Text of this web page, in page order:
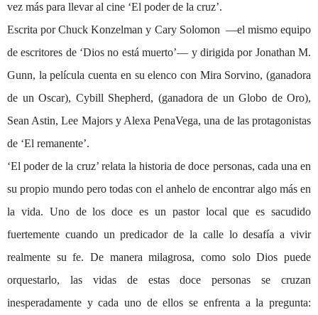
vez más para llevar al cine ‘El poder de la cruz’.
Escrita por Chuck Konzelman y Cary Solomon —el mismo equipo
de escritores de ‘Dios no está muerto’— y dirigida por Jonathan M.
Gunn, la película cuenta en su elenco con Mira Sorvino, (ganadora
de un Oscar), Cybill Shepherd, (ganadora de un Globo de Oro),
Sean Astin, Lee Majors y Alexa PenaVega, una de las protagonistas
de ‘El remanente’.
‘El poder de la cruz’ relata la historia de doce personas, cada una en
su propio mundo pero todas con el anhelo de encontrar algo más en
la vida. Uno de los doce es un pastor local que es sacudido
fuertemente cuando un predicador de la calle lo desafía a vivir
realmente su fe. De manera milagrosa, como solo Dios puede
orquestarlo, las vidas de estas doce personas se cruzan
inesperadamente y cada uno de ellos se enfrenta a la pregunta: